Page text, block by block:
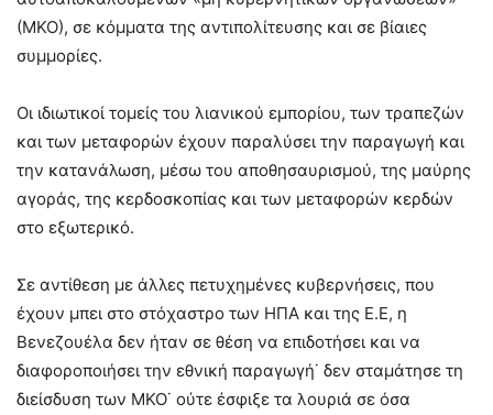
(ΜΚΟ), σε κόμματα της αντιπολίτευσης και σε βίαιες
συμμορίες.
Οι ιδιωτικοί τομείς του λιανικού εμπορίου, των τραπεζών
και των μεταφορών έχουν παραλύσει την παραγωγή και
την κατανάλωση, μέσω του αποθησαυρισμού, της μαύρης
αγοράς, της κερδοσκοπίας και των μεταφορών κερδών
στο εξωτερικό.
Σε αντίθεση με άλλες πετυχημένες κυβερνήσεις, που
έχουν μπει στο στόχαστρο των ΗΠΑ και της Ε.Ε, η
Βενεζουέλα δεν ήταν σε θέση να επιδοτήσει και να
διαφοροποιήσει την εθνική παραγωγή˙ δεν σταμάτησε τη
διείσδυση των ΜΚΟ˙ ούτε έσφιξε τα λουριά σε όσα